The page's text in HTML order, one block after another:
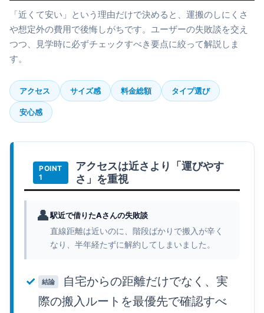
「近くて安い」という理由だけで決めると、運搬のしにくさ
や想定外の費用で後悔しがちです。ユーザーの失敗談を交え
つつ、見学時に必ずチェックすべき要点に絞って解説しま
す。
アクセス サイズ感 料金総額 タイプ選び
安心感
アクセスは近さより「運びやす
さ」を重視
👤駅近で借りたAさんの失敗談
直線距離は近いのに、階段ばかりで搬入が辛く
なり、半年経たずに解約してしまいました。
結論
自宅からの距離だけでなく、実
際の搬入ルートを最優先で確認すべ